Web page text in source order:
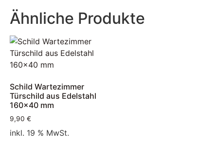
Ähnliche Produkte
Schild Wartezimmer
Türschild aus Edelstahl
160×40 mm
9,90 €
inkl. 19 % MwSt.